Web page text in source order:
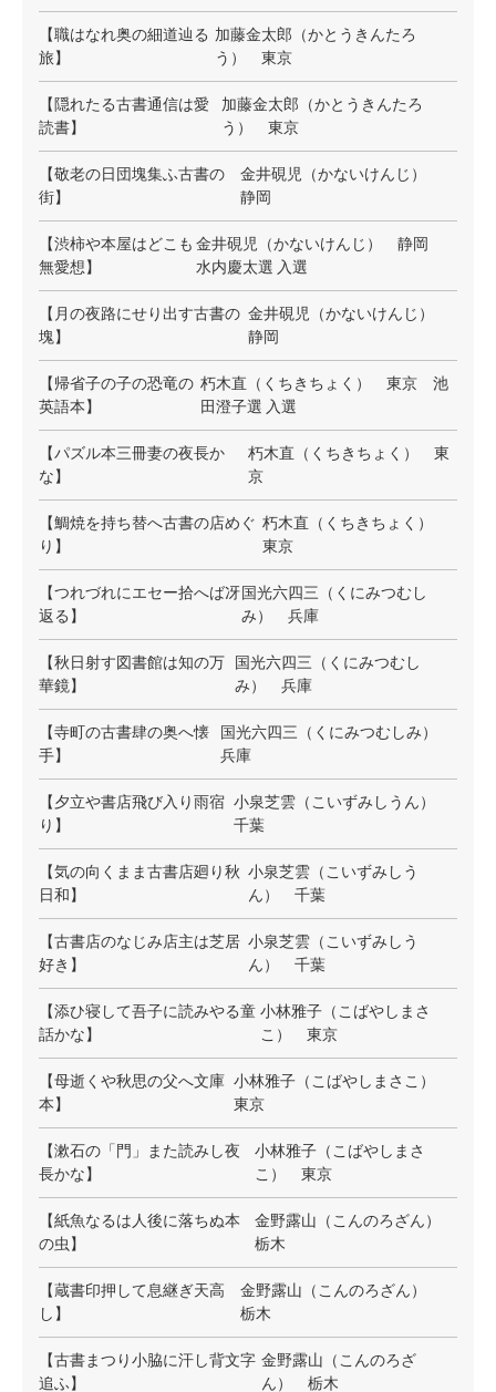
【職はなれ奥の細道辿る
旅】
加藤金太郎（かとうきんたろ
う） 東京
【隠れたる古書通信は愛
読書】
加藤金太郎（かとうきんたろ
う） 東京
【敬老の日団塊集ふ古書の
街】
金井硯児（かないけんじ）
静岡
【渋柿や本屋はどこも
無愛想】
金井硯児（かないけんじ） 静岡
水内慶太選 入選
【月の夜路にせり出す古書の
塊】
金井硯児（かないけんじ）
静岡
【帰省子の子の恐竜の
英語本】
朽木直（くちきちょく） 東京 池
田澄子選 入選
【パズル本三冊妻の夜長か
な】
朽木直（くちきちょく） 東
京
【鯛焼を持ち替へ古書の店めぐ
り】
朽木直（くちきちょく）
東京
【つれづれにエセー拾へば冴
返る】
国光六四三（くにみつむし
み） 兵庫
【秋日射す図書館は知の万
華鏡】
国光六四三（くにみつむし
み） 兵庫
【寺町の古書肆の奥へ懐
手】
国光六四三（くにみつむしみ）
兵庫
【夕立や書店飛び入り雨宿
り】
小泉芝雲（こいずみしうん）
千葉
【気の向くまま古書店廻り秋
日和】
小泉芝雲（こいずみしう
ん） 千葉
【古書店のなじみ店主は芝居
好き】
小泉芝雲（こいずみしう
ん） 千葉
【添ひ寝して吾子に読みやる童
話かな】
小林雅子（こばやしまさ
こ） 東京
【母逝くや秋思の父へ文庫
本】
小林雅子（こばやしまさこ）
東京
【漱石の「門」また読みし夜
長かな】
小林雅子（こばやしまさ
こ） 東京
【紙魚なるは人後に落ちぬ本
の虫】
金野露山（こんのろざん）
栃木
【蔵書印押して息継ぎ天高
し】
金野露山（こんのろざん）
栃木
【古書まつり小脇に汗し背文字
追ふ】
金野露山（こんのろざ
ん） 栃木